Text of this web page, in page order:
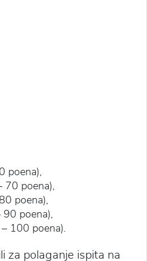
poena),
70 poena),
poena),
90 poena),
100 poena).
za polaganje ispita na